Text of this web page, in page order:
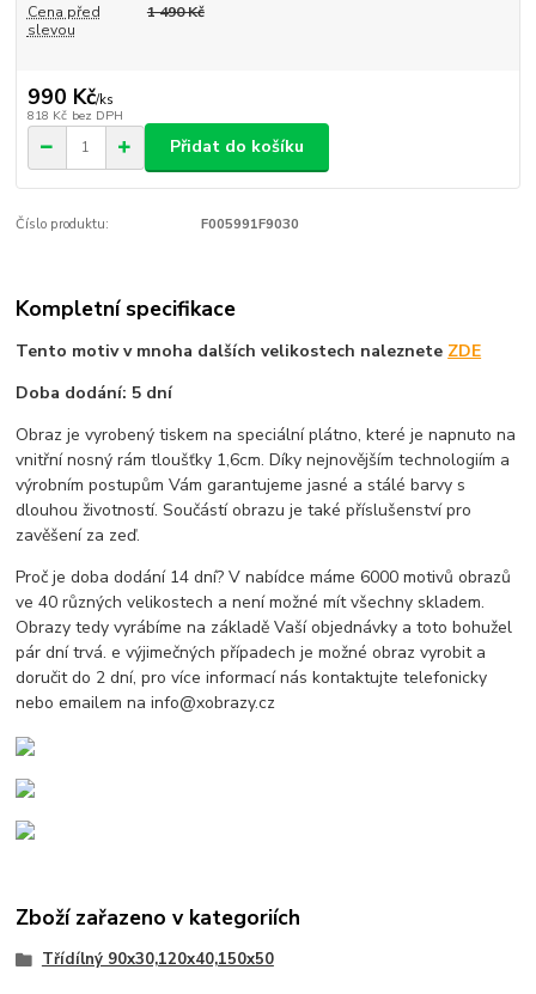
Cena před
slevou
1 490 Kč
990 Kč/ks
818 Kč bez DPH
Přidat do košíku
Číslo produktu: F005991F9030
Kompletní specifikace
Tento motiv v mnoha dalších velikostech naleznete ZDE
Doba dodání: 5 dní
Obraz je vyrobený tiskem na speciální plátno, které je napnuto na
vnitřní nosný rám tloušťky 1,6cm. Díky nejnovějším technologiím a
výrobním postupům Vám garantujeme jasné a stálé barvy s
dlouhou životností. Součástí obrazu je také příslušenství pro
zavěšení za zeď.
Proč je doba dodání 14 dní? V nabídce máme 6000 motivů obrazů
ve 40 různých velikostech a není možné mít všechny skladem.
Obrazy tedy vyrábíme na základě Vaší objednávky a toto bohužel
pár dní trvá. e výjimečných případech je možné obraz vyrobit a
doručit do 2 dní, pro více informací nás kontaktujte telefonicky
nebo emailem na info@xobrazy.cz
Zboží zařazeno v kategoriích
Třídílný 90x30,120x40,150x50